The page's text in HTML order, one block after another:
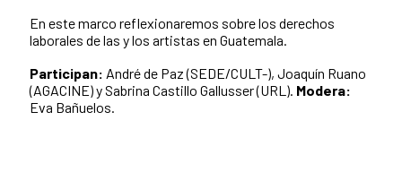
En este marco reflexionaremos sobre los derechos
laborales de las y los artistas en Guatemala.
Participan: André de Paz (SEDE/CULT-), Joaquín Ruano
(AGACINE) y Sabrina Castillo Gallusser (URL). Modera:
Eva Bañuelos.